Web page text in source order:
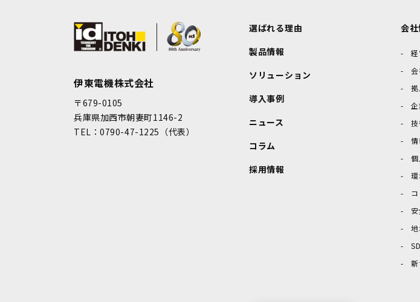
伊東電機株式会社
〒679-0105
兵庫県加西市朝妻町1146-2
TEL：0790-47-1225（代表）
選ばれる理由
製品情報
ソリューション
導入事例
ニュース
コラム
採用情報
会
拠